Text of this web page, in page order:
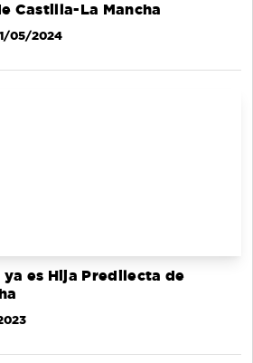
Castilla-La Mancha
05/2024
es Hija Predilecta de